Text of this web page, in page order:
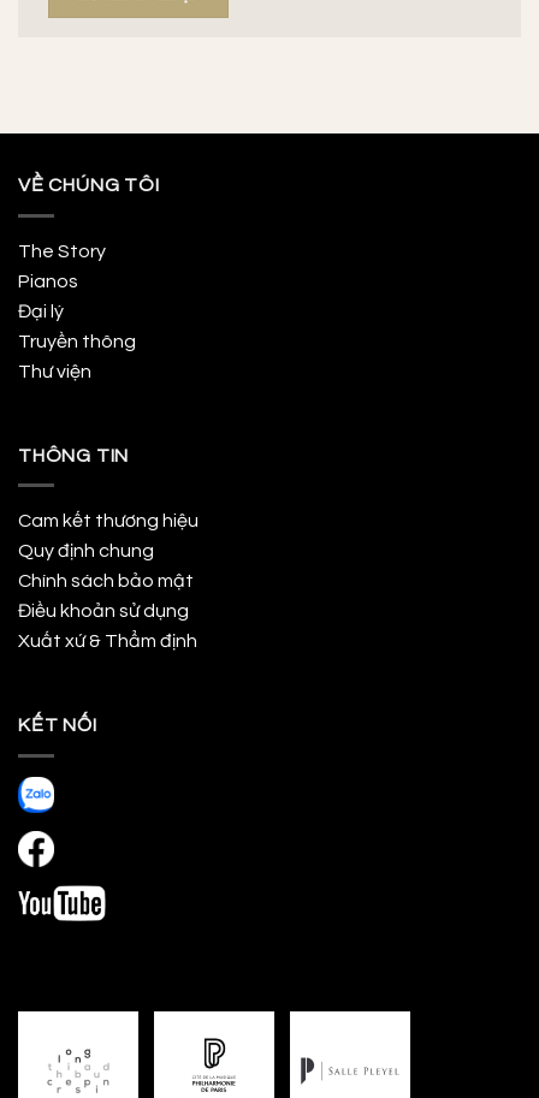
VỀ CHÚNG TÔI
The Story
Pianos
Đại lý
Truyền thông
Thư viện
THÔNG TIN
Cam kết thương hiệu
Quy định chung
Chính sách bảo mật
Điều khoản sử dụng
Xuất xứ & Thẩm định
KẾT NỐI